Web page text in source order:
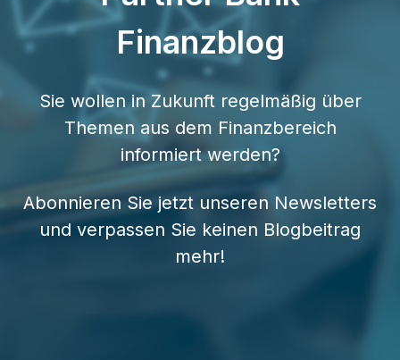
Finanzblog
Sie wollen in Zukunft regelmäßig über
Themen aus dem Finanzbereich
informiert werden?
Abonnieren Sie jetzt unseren Newsletters
und verpassen Sie keinen Blogbeitrag
mehr!